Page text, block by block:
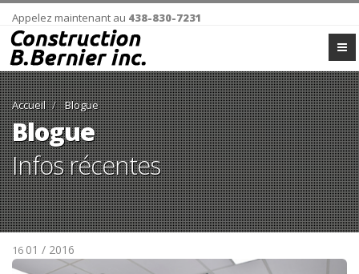
Appelez maintenant au 438-830-7231
Accueil Blogue
Blogue
Infos récentes
16 01 / 2016